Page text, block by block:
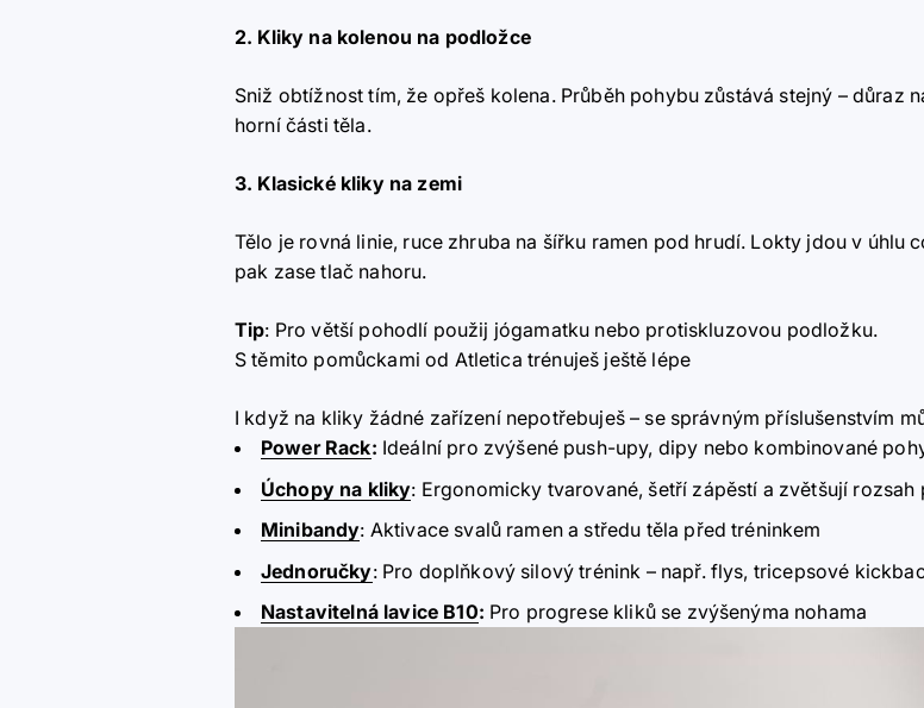
2. Kliky na kolenou na podložce
Sniž obtížnost tím, že opřeš kolena. Průběh pohybu zůstává stejný – důraz
horní části těla.
3. Klasické kliky na zemi
Tělo je rovná linie, ruce zhruba na šířku ramen pod hrudí. Lokty jdou v úhlu
pak zase tlač nahoru.
Tip: Pro větší pohodlí použij jógamatku nebo protiskluzovou podložku.
S těmito pomůckami od Atletica trénuješ ještě lépe
I když na kliky žádné zařízení nepotřebuješ – se správným příslušenstvím
Power Rack: Ideální pro zvýšené push-upy, dipy nebo kombinované
Úchopy na kliky: Ergonomicky tvarované, šetří zápěstí a zvětšují rozsah
Minibandy: Aktivace svalů ramen a středu těla před tréninkem
Jednoručky: Pro doplňkový silový trénink – např. flys, tricepsové
Nastavitelná lavice B10: Pro progrese kliků se zvýšenýma nohama